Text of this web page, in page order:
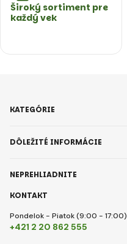
Široký sortiment pre
každý vek
KONTAKT
Pondelok - Piatok (9:00 - 17:00)
+421 2 20 862 555
KATEGÓRIE
DÔLEŽITÉ INFORMÁCIE
NEPREHLIADNITE